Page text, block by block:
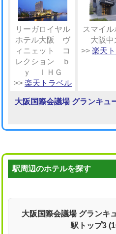
リーガロイヤル
ホテル大阪 ヴ
ィニェット コ
レクション ｂ
ｙ ＩＨＧ
>> 楽天トラベル
スマイ
大阪中
>> 楽天
大阪国際会議場 グランキュ
駅周辺のホテルを探す
大阪国際会議場 グランキ
駅トップ3